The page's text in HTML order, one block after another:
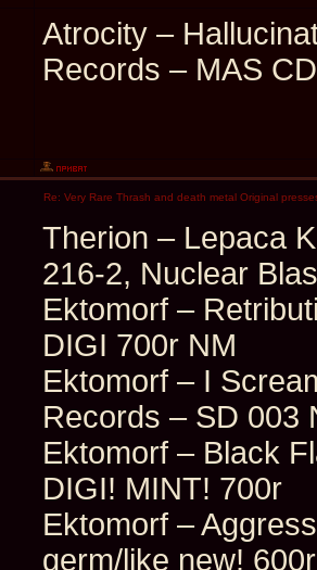
Atrocity ‎–
Records ‎– MAS
Re: Very Rare Thrash and death metal Original
Therion ‎– Lepaca
216-2, Nuclear
Ektomorf ‎–
DIGI 700r NM
Ektomorf ‎– I
Records ‎– SD 003
Ektomorf ‎– Black
DIGI! MINT! 700r
Ektomorf ‎–
germ/like new! 600r